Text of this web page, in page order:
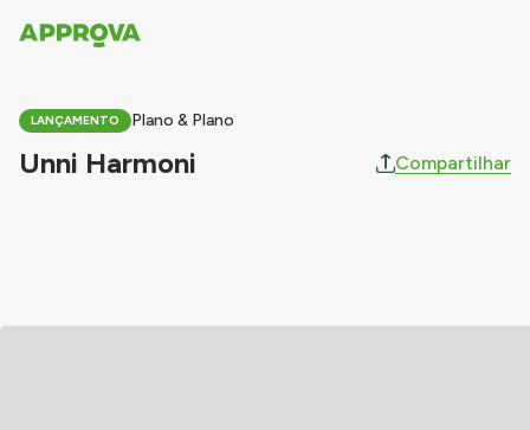
LANÇAMENTO Plano & Plano
Unni Harmoni Compartilhar